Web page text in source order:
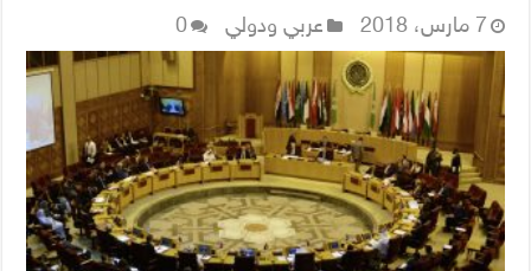
7 مارس، 2018
عربي ودولي 0